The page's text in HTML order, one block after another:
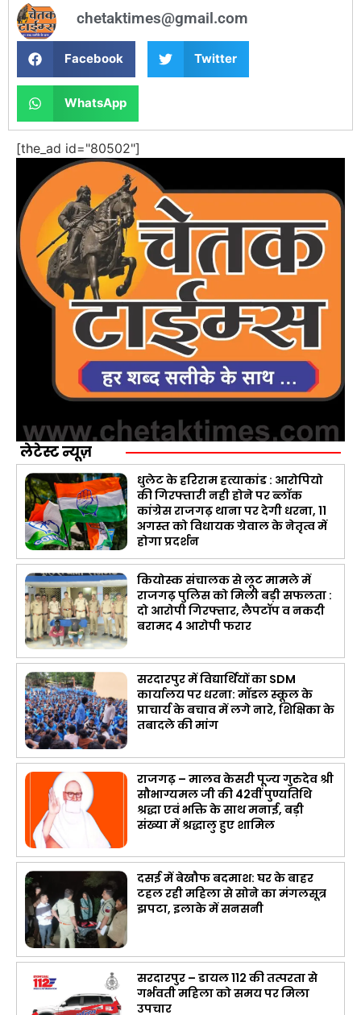
chetaktimes@gmail.com
Facebook Twitter
WhatsApp
[the_ad id="80502"]
लेटेस्ट न्यूज़
धुलेट के हरिराम हत्याकांड : आरोपियो
की गिरफ्तारी नही होने पर ब्लॉक
कांग्रेस राजगढ़ थाना पर देगी धरना, 11
अगस्त को विधायक ग्रेवाल के नेतृत्व में
होगा प्रदर्शन
कियोस्क संचालक से लूट मामले में
राजगढ़ पुलिस को मिली बड़ी सफलता :
दो आरोपी गिरफ्तार, लैपटॉप व नकदी
बरामद 4 आरोपी फरार
सरदारपुर में विद्यार्थियों का SDM
कार्यालय पर धरना: मॉडल स्कूल के
प्राचार्य के बचाव में लगे नारे, शिक्षिका के
तबादले की मांग
राजगढ़ – मालव केसरी पूज्य गुरुदेव श्री
सौभाग्यमल जी की 42वीं पुण्यतिथि
श्रद्धा एवं भक्ति के साथ मनाई, बड़ी
संख्या में श्रद्धालु हुए शामिल
दसई में बेखौफ बदमाश: घर के बाहर
टहल रही महिला से सोने का मंगलसूत्र
झपटा, इलाके में सनसनी
सरदारपुर – डायल 112 की तत्परता से
गर्भवती महिला को समय पर मिला
उपचार